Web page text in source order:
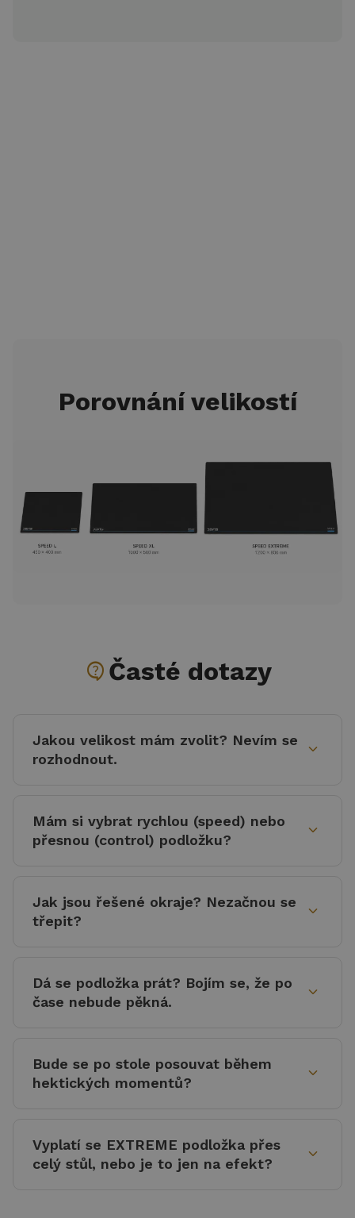
Porovnání velikostí
contact_supportČasté dotazy
Jakou velikost mám zvolit? Nevím se
rozhodnout.
expand_more
Mám si vybrat rychlou (speed) nebo
přesnou (control) podložku?
expand_more
Jak jsou řešené okraje? Nezačnou se
třepit?
expand_more
Dá se podložka prát? Bojím se, že po
čase nebude pěkná.
expand_more
Bude se po stole posouvat během
hektických momentů?
expand_more
Vyplatí se EXTREME podložka přes
celý stůl, nebo je to jen na efekt?
expand_more